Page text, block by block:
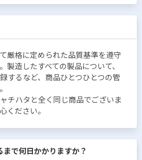
厳格に定められた品質基準を遵守
製造したすべての製品について、
するなど、商品ひとつひとつの管
チハタと全く同じ商品でございま
ください。
で何日かかりますか？